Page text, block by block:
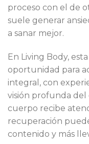
proceso con el de
suele generar
a sanar mejor.
En Living Body,
oportunidad para
integral, con
visión profunda del
cuerpo recibe
recuperación
contenido y más